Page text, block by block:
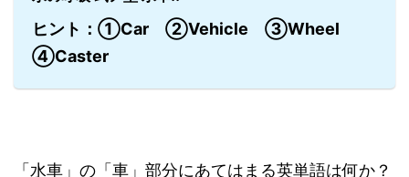
ヒント：①Car ②Vehicle ③Wheel
④Caster
「水車」の「車」部分にあてはまる英単語は何か？